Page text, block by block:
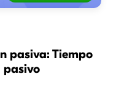
pasiva: Tiempo
pasivo